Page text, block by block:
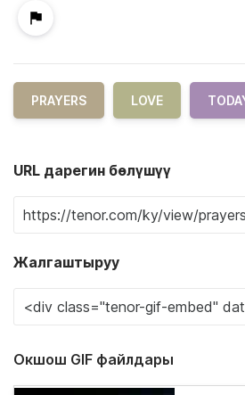
PRAYERS LOVE
URL дарегин бөлүшүү
Жалгаштыруу
Окшош GIF файлдары